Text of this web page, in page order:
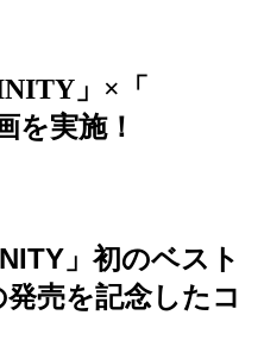
」×「
を実施！
」初のベスト
売を記念したコ